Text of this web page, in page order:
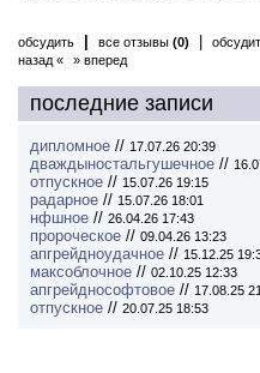
обсудить все отзывы (0)
назад «
» вперед
последние записи
дипломное // 17.07.26 20:39
дваждыностальгушечное //
отпускное // 15.07.26 19:15
радарное // 15.07.26 18:01
нфшное // 26.04.26 17:43
пророческое // 09.04.26 13:23
апгрейдноудачное // 15.12.25
максоблочное // 02.10.25 12:33
апгрейднософтовое // 17.08.25
отпускное // 20.07.25 18:53